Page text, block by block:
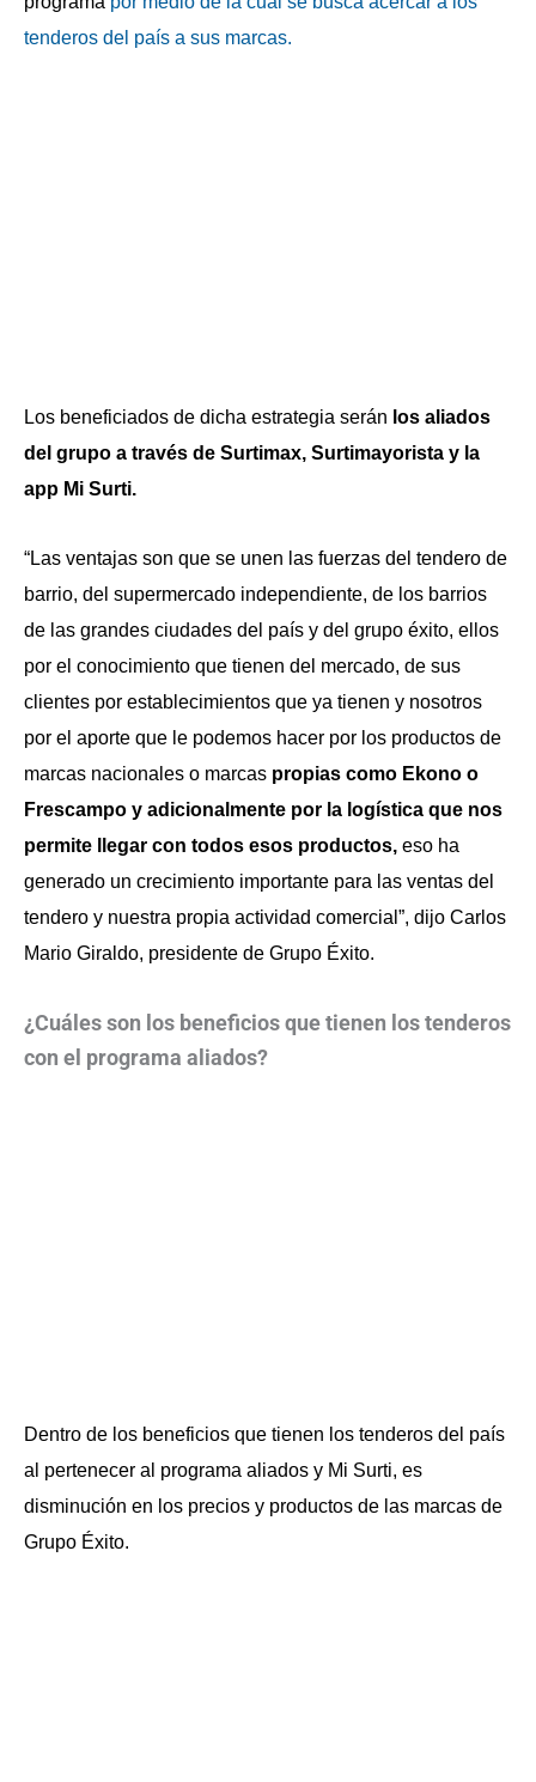
tenderos del país a sus marcas.
Los beneficiados de dicha estrategia serán los aliados
del grupo a través de Surtimax, Surtimayorista y la
app Mi Surti.
“Las ventajas son que se unen las fuerzas del tendero de
barrio, del supermercado independiente, de los barrios
de las grandes ciudades del país y del grupo éxito, ellos
por el conocimiento que tienen del mercado, de sus
clientes por establecimientos que ya tienen y nosotros
por el aporte que le podemos hacer por los productos de
marcas nacionales o marcas propias como Ekono o
Frescampo y adicionalmente por la logística que nos
permite llegar con todos esos productos, eso ha
generado un crecimiento importante para las ventas del
tendero y nuestra propia actividad comercial”, dijo Carlos
Mario Giraldo, presidente de Grupo Éxito.
¿Cuáles son los beneficios que tienen los tenderos
con el programa aliados?
Dentro de los beneficios que tienen los tenderos del país
al pertenecer al programa aliados y Mi Surti, es
disminución en los precios y productos de las marcas de
Grupo Éxito.